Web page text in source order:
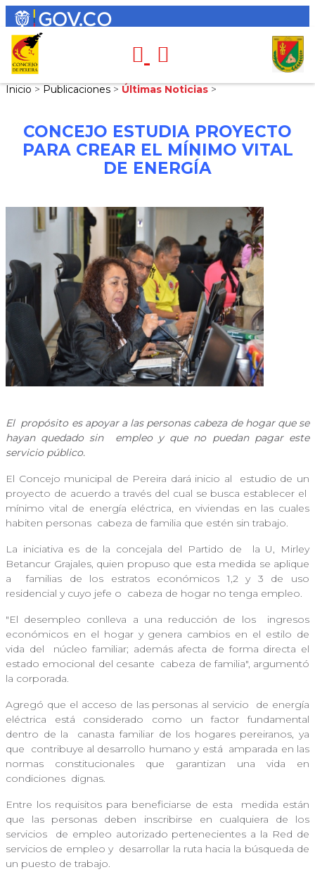
Inicio > Publicaciones > Últimas Noticias >
CONCEJO ESTUDIA PROYECTO
PARA CREAR EL MÍNIMO VITAL
DE ENERGÍA
El propósito es apoyar a las personas cabeza de hogar que se
hayan quedado sin
empleo y que no puedan pagar este
servicio público.
El Concejo municipal de Pereira dará inicio al
estudio de un
proyecto de acuerdo a través del cual se busca establecer el
mínimo vital de energía eléctrica, en viviendas en las cuales
habiten personas cabeza de familia que estén sin trabajo.
La iniciativa es de la concejala del Partido de
la U, Mirley
Betancur Grajales, quien propuso que esta medida se aplique
a
familias de los estratos económicos 1,2 y 3 de uso
residencial y cuyo jefe o cabeza de hogar no tenga empleo.
"El desempleo conlleva a una reducción de los
ingresos
económicos en el hogar y genera cambios en el estilo de
vida del
núcleo familiar; además afecta de forma directa el
estado emocional del cesante cabeza de familia", argumentó
la corporada.
Agregó que el acceso de las personas al servicio
de energía
eléctrica está considerado como un factor fundamental
dentro de la
canasta familiar de los hogares pereiranos, ya
que contribuye al desarrollo humano y está amparada en las
normas constitucionales que garantizan una vida en
condiciones dignas.
Entre los requisitos para beneficiarse de esta
medida están
que las personas deben inscribirse en cualquiera de los
servicios
de empleo autorizado pertenecientes a la Red de
servicios de empleo y desarrollar la ruta hacia la búsqueda de
un puesto de trabajo.